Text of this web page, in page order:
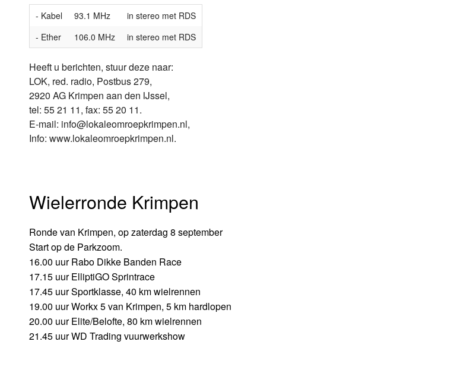
- Kabel 93.1 MHz
in stereo met RDS
- Ether
106.0 MHz in stereo met RDS
Heeft u berichten, stuur deze naar:
LOK, red. radio, Postbus 279,
2920 AG Krimpen aan den IJssel,
tel: 55 21 11, fax: 55 20 11.
E-mail: info@lokaleomroepkrimpen.nl,
Info: www.lokaleomroepkrimpen.nl.
Wielerronde Krimpen
Ronde van Krimpen, op zaterdag 8 september
Start op de Parkzoom.
16.00 uur Rabo Dikke Banden Race
17.15 uur ElliptiGO Sprintrace
17.45 uur Sportklasse, 40 km wielrennen
19.00 uur Workx 5 van Krimpen, 5 km hardlopen
20.00 uur Elite/Belofte, 80 km wielrennen
21.45 uur WD Trading vuurwerkshow